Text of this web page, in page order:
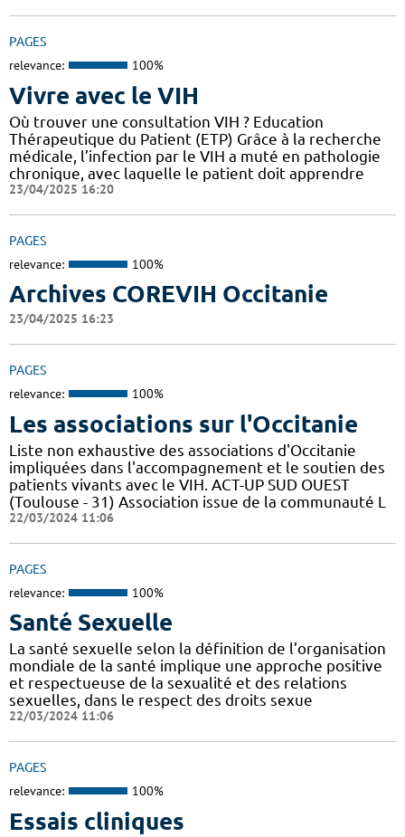
PAGES
relevance: 100%
Vivre avec le VIH
Où trouver une consultation VIH ? Education
Thérapeutique du Patient (ETP) Grâce à la recherche
médicale, l’infection par le VIH a muté en pathologie
chronique, avec laquelle le patient doit apprendre
23/04/2025 16:20
PAGES
relevance: 100%
Archives COREVIH Occitanie
23/04/2025 16:23
PAGES
relevance: 100%
Les associations sur l'Occitanie
Liste non exhaustive des associations d'Occitanie
impliquées dans l'accompagnement et le soutien des
patients vivants avec le VIH. ACT-UP SUD OUEST
(Toulouse - 31) Association issue de la communauté L
22/03/2024 11:06
PAGES
relevance: 100%
Santé Sexuelle
La santé sexuelle selon la définition de l’organisation
mondiale de la santé implique une approche positive
et respectueuse de la sexualité et des relations
sexuelles, dans le respect des droits sexue
22/03/2024 11:06
PAGES
relevance: 100%
Essais cliniques